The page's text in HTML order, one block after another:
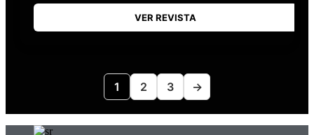
VER REVISTA
1 2 3 →